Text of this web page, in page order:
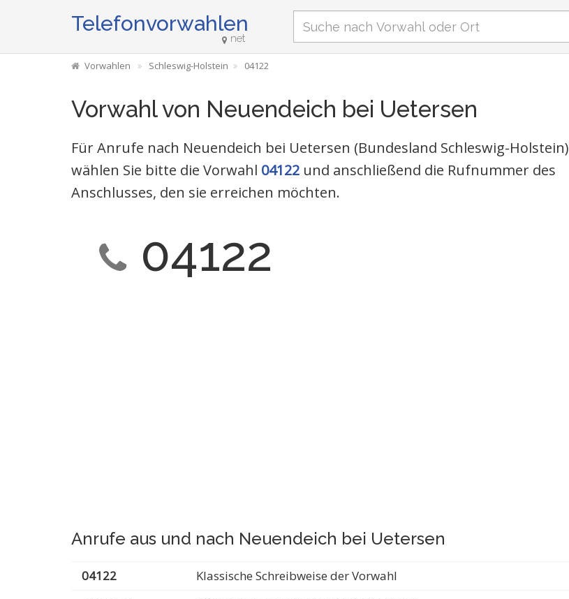
Telefonvorwahlen
net
Vorwahlen Schleswig-Holstein 04122
Vorwahl von Neuendeich bei Uetersen
Für Anrufe nach Neuendeich bei Uetersen (Bundesland Schleswig-Holstein)
wählen Sie bitte die Vorwahl 04122 und anschließend die Rufnummer des
Anschlusses, den sie erreichen möchten.
04122
Anrufe aus und nach Neuendeich bei Uetersen
04122
Klassische Schreibweise der Vorwahl